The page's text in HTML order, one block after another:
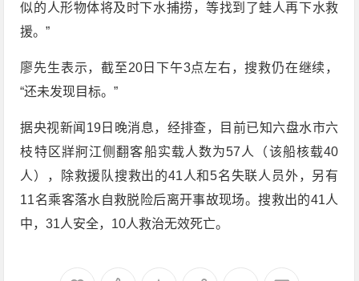
似的人形物体将及时下水捕捞，等找到了蛙人再下水救
援。”
廖先生表示，截至20日下午3点左右，搜救仍在继续，
“还未发现目标。”
据央视新闻19日晚消息，经排查，目前已知六盘水市六
枝特区牂牁江侧翻客船实载人数为57人（该船核载40
人），除救援队搜救出的41人和5名失联人员外，另有
11名乘客落水自救脱险后离开事故现场。搜救出的41人
中，31人安全，10人救治无效死亡。